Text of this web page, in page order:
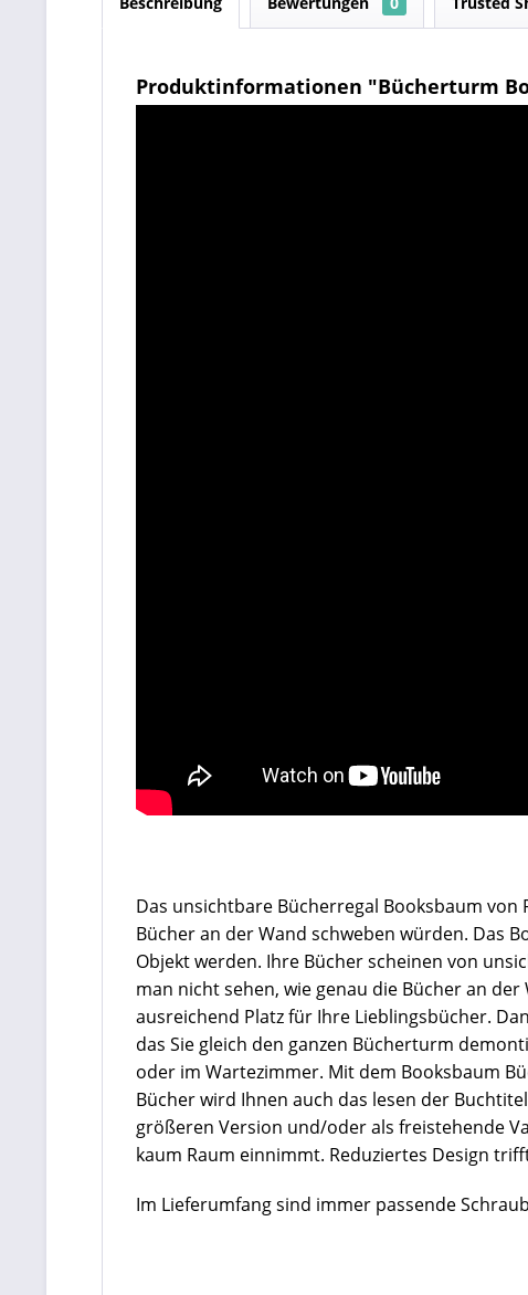
Produktinformationen "Bücherturm
Das unsichtbare Bücherregal Booksbaum
Bücher an der Wand schweben würden. Das
Objekt werden. Ihre Bücher scheinen von
man nicht sehen, wie genau die Bücher an
ausreichend Platz für Ihre Lieblingsbücher.
das Sie gleich den ganzen Bücherturm
oder im Wartezimmer. Mit dem Booksbaum
Bücher wird Ihnen auch das lesen der
größeren Version und/oder als freistehende
kaum Raum einnimmt. Reduziertes Design
Im Lieferumfang sind immer passende